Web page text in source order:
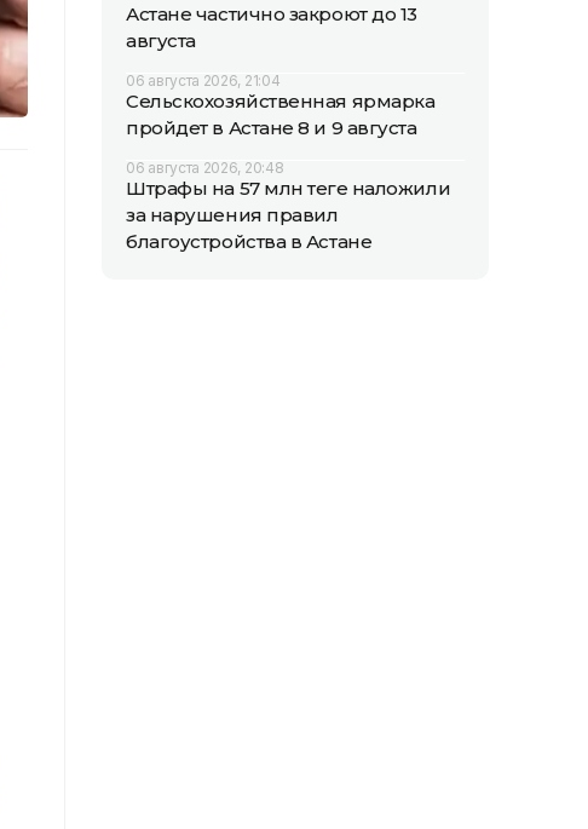
Астане частично закроют до 13
августа
06 августа 2026, 21:04
Сельскохозяйственная ярмарка
пройдет в Астане 8 и 9 августа
06 августа 2026, 20:48
Штрафы на 57 млн теңге наложили
за нарушения правил
благоустройства в Астане